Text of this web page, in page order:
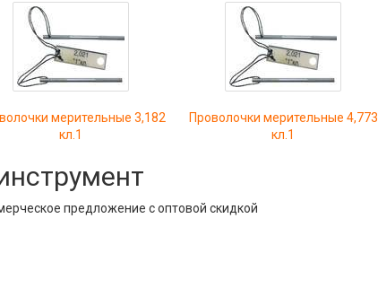
мерительные 3,182
кл.1
Проволочки мерительные 4,773
кл.1
предложение с оптовой скидкой